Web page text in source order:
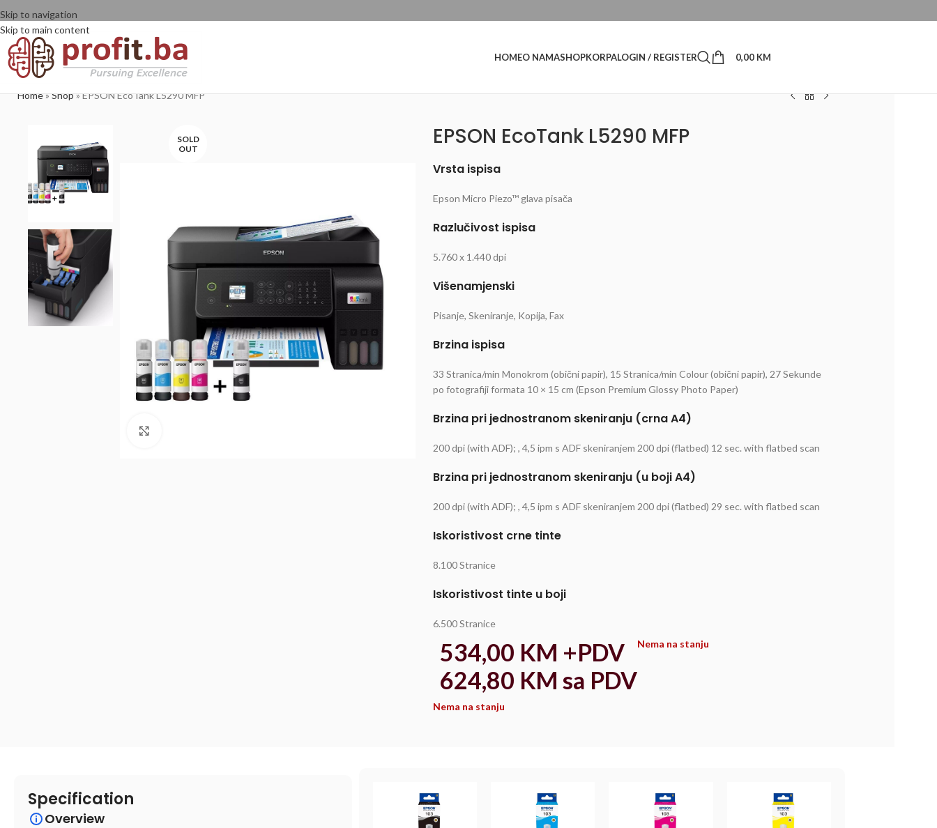
Skip to navigation
Skip to main content
HOMEO NAMASHOPKORPALOGIN / REGISTER 0,00 KM
Home»Shop»EPSON EcoTank L5290 MFP
SOLD
OUT
EPSON EcoTank L5290 MFP
Vrsta ispisa
Epson Micro Piezo™ glava pisača
Razlučivost ispisa
5.760 x 1.440 dpi
Višenamjenski
Pisanje, Skeniranje, Kopija, Fax
Brzina ispisa
33 Stranica/min Monokrom (obični papir), 15 Stranica/min Colour (obični papir), 27 Sekunde
po fotografiji formata 10 × 15 cm (Epson Premium Glossy Photo Paper)
Brzina pri jednostranom skeniranju (crna A4)
200 dpi (with ADF); , 4,5 ipm s ADF skeniranjem 200 dpi (flatbed) 12 sec. with flatbed scan
Brzina pri jednostranom skeniranju (u boji A4)
200 dpi (with ADF); , 4,5 ipm s ADF skeniranjem 200 dpi (flatbed) 29 sec. with flatbed scan
Iskoristivost crne tinte
8.100 Stranice
Iskoristivost tinte u boji
6.500 Stranice
534,00 KM +PDV
624,80 KM sa PDV
Nema na stanju
Nema na stanju
Specification
Overview